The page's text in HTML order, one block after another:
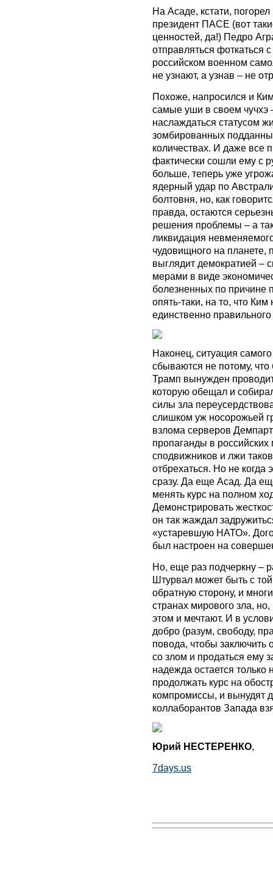
На Асаде, кстати,
президент ПАСЕ (вот
ценностей, да!) Педро
отправляться фоткаться
российском военном
не узнают, а узнав – не
Похоже, напросился и
самые уши в своем
наслаждаться статусом
зомбированных
количествах. И даже все
фактически сошли ему с
больше, теперь уже
ядерный удар по
болтовня, но, как
правда, остаются
решения проблемы – а
ликвидация
чудовищного на
выглядит демократией –
мерами в виде
болезненных по причине
опять-таки, на то, что
единственно правильного
Наконец, ситуация
сбываются не потому,
Трамп вынужден
которую обещал и
силы зла
слишком уж носорожьей
взлома серверов
пропаганды в
сподвижников и лжи
отбрехаться. Но не когда
сразу. Да еще Асад. Да
менять курс на полном
Демонстрировать
он так жаждал
«устаревшую НАТО».
был настроен на
Но, еще раз подчеркну –
Штурвал может быть с
обратную сторону, и
странах мирового зла,
этом и мечтают. И в
добро (разум, свободу,
повода, чтобы заключить
со злом и продаться ему
надежда остается только
продолжать курс на
компромиссы, и вынудят
коллаборантов Запада
Юрий НЕСТЕРЕНКО,
7days.us